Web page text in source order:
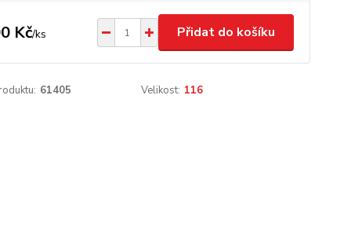
Kč/ks Přidat do košíku
61405 Velikost: 116